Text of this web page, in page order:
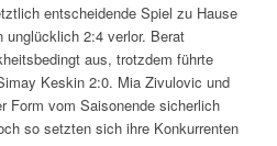
entscheidende Spiel zu Hause
unglücklich 2:4 verlor. Berat
aus, trotzdem führte
Keskin 2:0. Mia Zivulovic und
Form vom Saisonende sicherlich
so setzten sich ihre Konkurrenten